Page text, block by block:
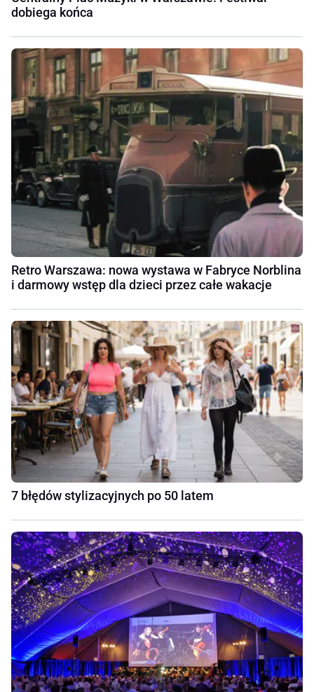
dobiega końca
Retro Warszawa: nowa wystawa w Fabryce Norblina
i darmowy wstęp dla dzieci przez całe wakacje
7 błędów stylizacyjnych po 50 latem